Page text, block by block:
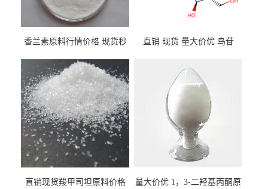
香兰素原料行情价格 现货秒
直销 现货 量大价优 鸟苷
直销现货羧甲司坦原料价格 量大价优 1，3-二羟基丙酮原